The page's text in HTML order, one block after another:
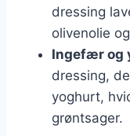
dressing
olivenolie
Ingefær og
dressing,
yoghurt,
grøntsager.